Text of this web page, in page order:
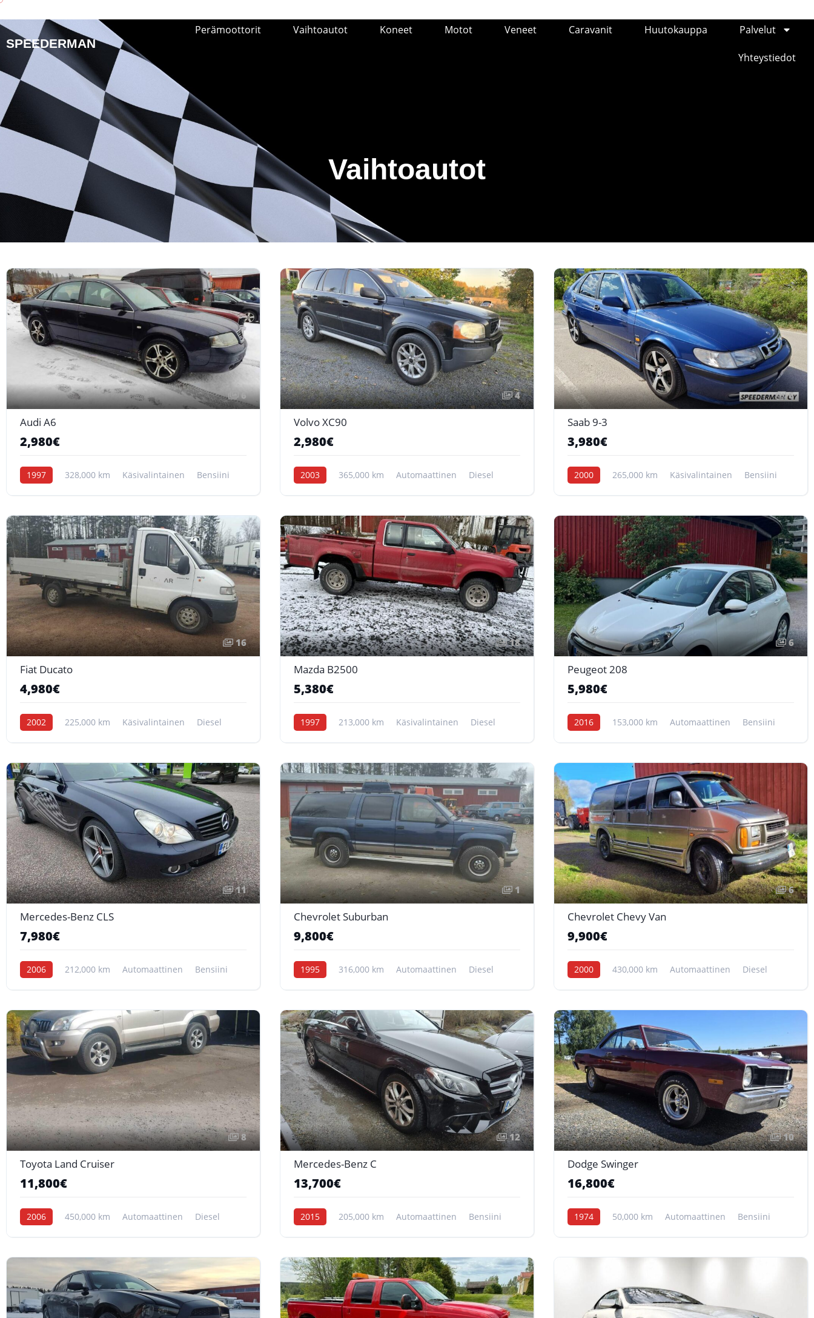
SPEEDERMAN
Perämoottorit Vaihtoautot Koneet Motot Veneet Caravanit Huutokauppa Palvelut
Yhteystiedot
Vaihtoautot
6
Audi A6
2,980€
1997 328,000 km Käsivalintainen Bensiini
4
Volvo XC90
2,980€
2003 365,000 km Automaattinen Diesel
6
Saab 9-3
3,980€
2000 265,000 km Käsivalintainen Bensiini
16
Fiat Ducato
4,980€
2002 225,000 km Käsivalintainen Diesel
18
Mazda B2500
5,380€
1997 213,000 km Käsivalintainen Diesel
6
Peugeot 208
5,980€
2016 153,000 km Automaattinen Bensiini
11
Mercedes-Benz CLS
7,980€
2006 212,000 km Automaattinen Bensiini
1
Chevrolet Suburban
9,800€
1995 316,000 km Automaattinen Diesel
6
Chevrolet Chevy Van
9,900€
2000 430,000 km Automaattinen Diesel
8
Toyota Land Cruiser
11,800€
2006 450,000 km Automaattinen Diesel
12
Mercedes-Benz C
13,700€
2015 205,000 km Automaattinen Bensiini
10
Dodge Swinger
16,800€
1974 50,000 km Automaattinen Bensiini